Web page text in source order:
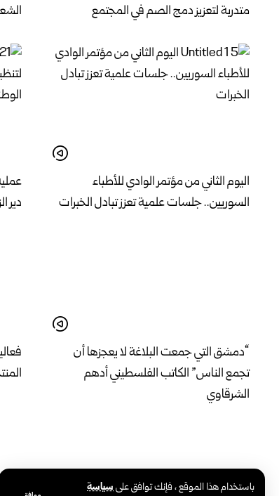
باستخدام هذا الموقع ، فإنك توافق علىسياسة
متدربة لتعزيز دمج الصم في المجتمع
اليوم الثاني من مؤتمر الوادي للأطباء
السوريين.. جلسات علمية تعزز تبادل الخبرات
دير
“دمشق التي جمعت البلاغة لا يعجزها أن
تجمع الناس” الكاتب الفلسطيني أدهم
الشرقاوي